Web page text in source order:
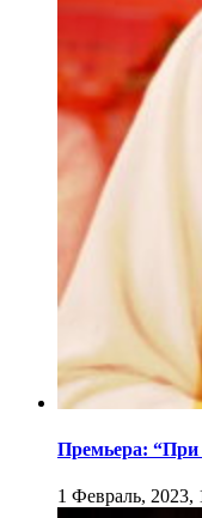
Премьера:
1 Февраль, 2023,